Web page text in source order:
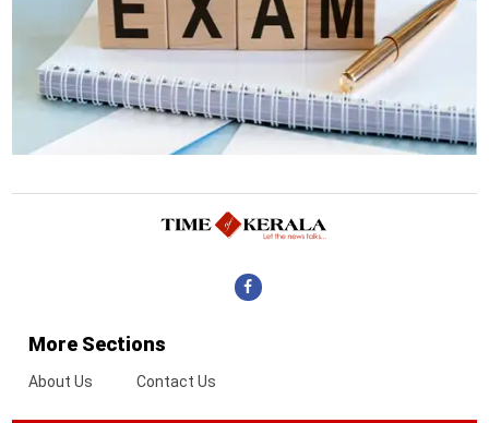
More Sections
About Us Contact Us